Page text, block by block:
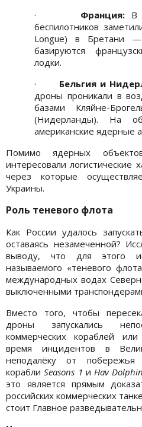
· Франция: В
беспилотников
Longue) в Бретани
базируются
лодки.
· Бельгия и
дроны проникали в
базами Кляйне-
(Нидерланды). На
американские ядерные
Помимо ядерных
интересовали
через которые
Украины.
Роль теневого флота
Как России удалось
оставаясь незамеченной?
выводу, что для этого
называемого «теневого
международных водах
выключенными
Вместо того, чтобы
дроны запускались
коммерческих кораблей
время инцидентов в
неподалёку от побережья
кораблиSeasons 1 и Hav Dolphin
это является прямым
российских коммерческих
стоит Главное